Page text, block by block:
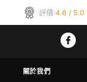
評價:4.6 / 5.0
關於我們